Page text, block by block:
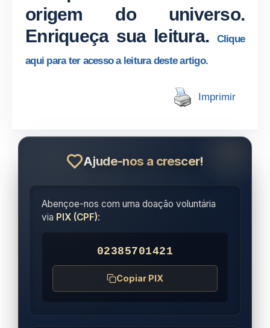
origem do universo.
Enriqueça sua leitura.
Clique
aqui para ter acesso a leitura deste artigo.
Imprimir
Ajude-nos a crescer!
Abençoe-nos com uma doação voluntária
via PIX (CPF):
02385701421
Copiar PIX